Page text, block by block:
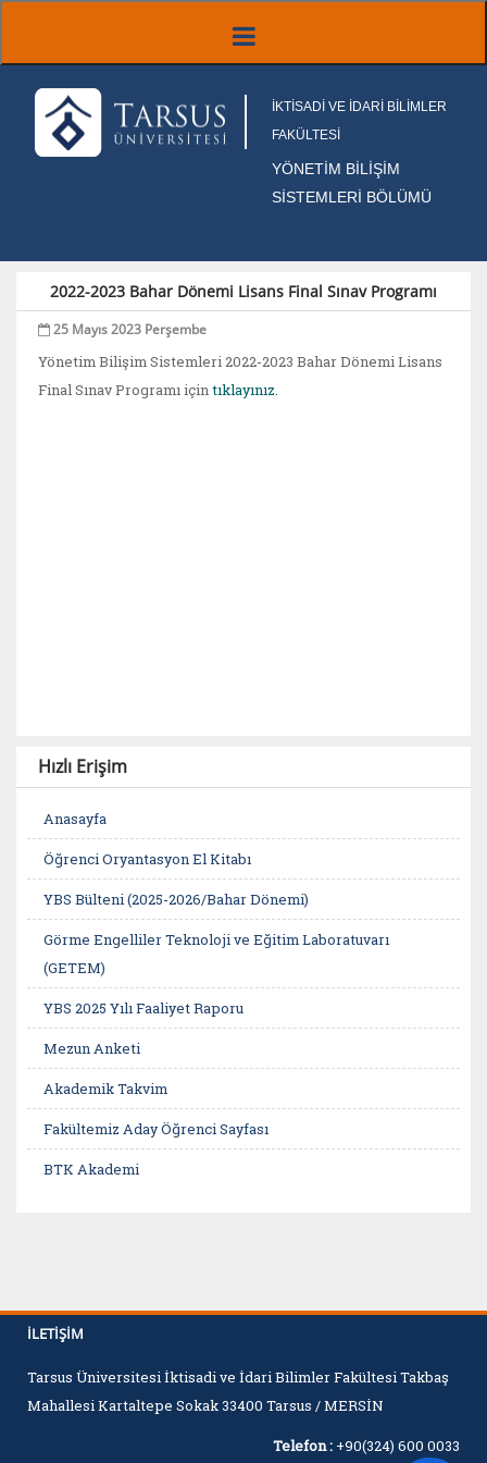
İKTİSADİ VE İDARİ BİLİMLER
FAKÜLTESİ
YÖNETİM BİLİŞİM
SİSTEMLERİ BÖLÜMÜ
2022-2023 Bahar Dönemi Lisans Final Sınav Programı
25 Mayıs 2023 Perşembe
Yönetim Bilişim Sistemleri 2022-2023 Bahar Dönemi Lisans
Final Sınav Programı içintıklayınız.
Hızlı Erişim
Anasayfa
Öğrenci Oryantasyon El Kitabı
YBS Bülteni (2025-2026/Bahar Dönemi)
Görme Engelliler Teknoloji ve Eğitim Laboratuvarı
(GETEM)
YBS 2025 Yılı Faaliyet Raporu
Mezun Anketi
Akademik Takvim
Fakültemiz Aday Öğrenci Sayfası
BTK Akademi
YÖK Dersler Platformu
Yemekhane-Güncel Yemek Listesi
İletişim
İLETIŞIM
Tarsus Üniversitesi İktisadi ve İdari Bilimler Fakültesi Takbaş
Mahallesi Kartaltepe Sokak 33400 Tarsus / MERSİN
Telefon : +90(324) 600 0033